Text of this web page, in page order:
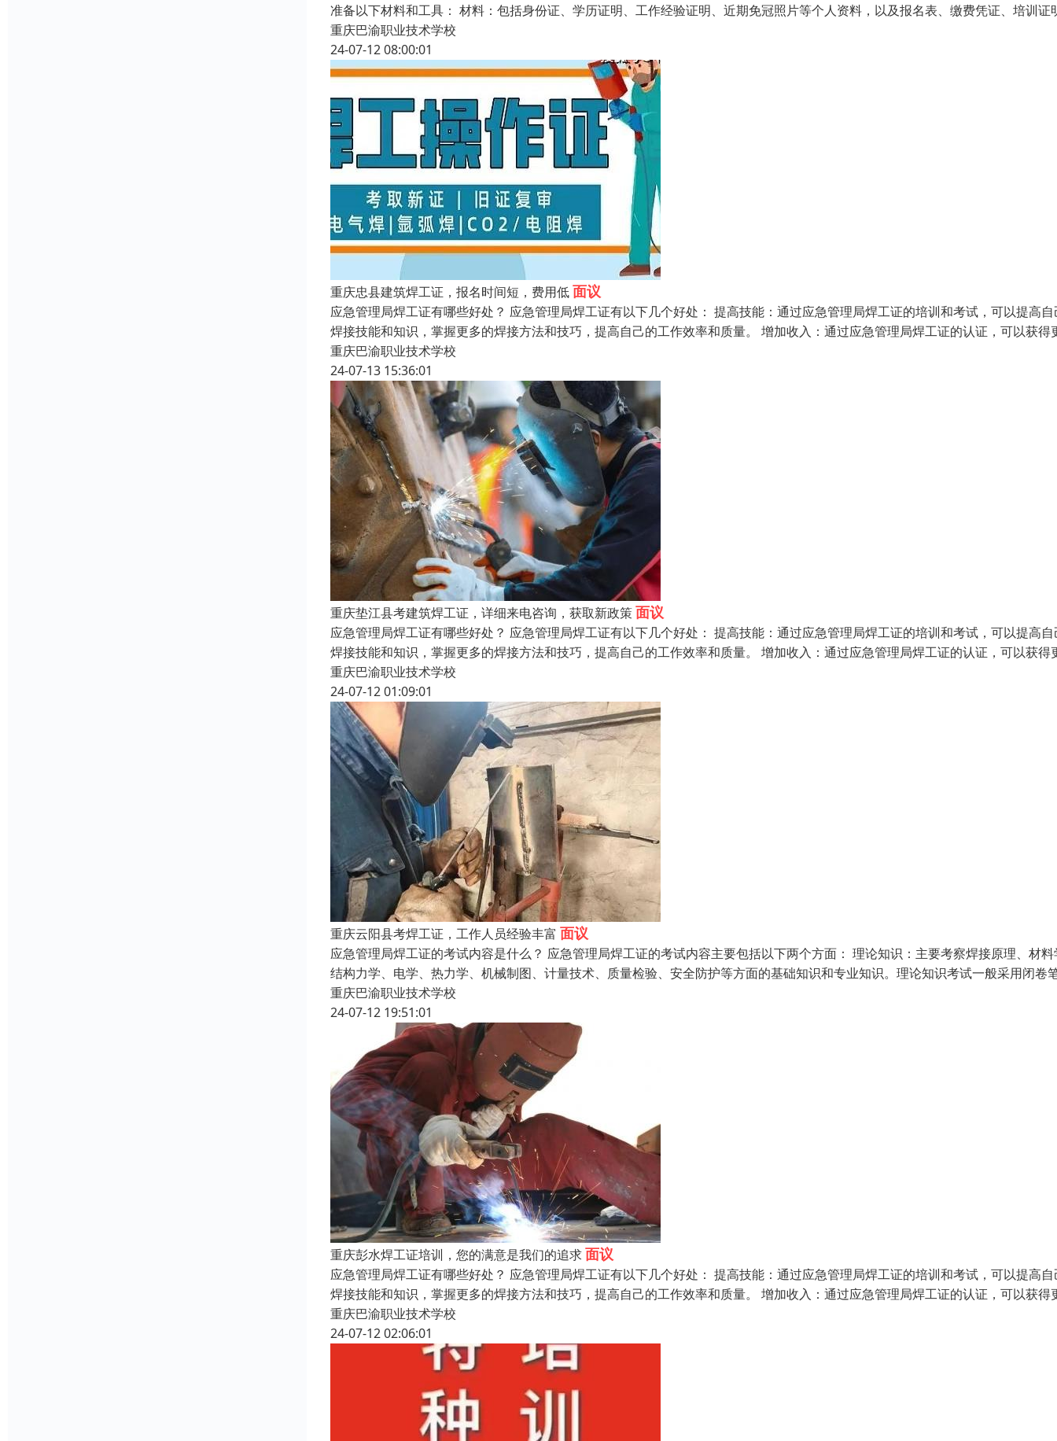
准备以下材料和工具： 材料：包括身份证、学历证明、工作经验证明、近期免冠照片等个人资料，以及报名表、缴费凭证、培训证
重庆巴渝职业技术学校
24-07-12 08:00:01
重庆忠县建筑焊工证，报名时间短，费用低面议
应急管理局焊工证有哪些好处？ 应急管理局焊工证有以下几个好处： 提高技能：通过应急管理局焊工证的培训和考试，可以提高
焊接技能和知识，掌握更多的焊接方法和技巧，提高自己的工作效率和质量。 增加收入：通过应急管理局焊工证的认证，可以获得
重庆巴渝职业技术学校
24-07-13 15:36:01
重庆垫江县考建筑焊工证，详细来电咨询，获取新政策面议
应急管理局焊工证有哪些好处？ 应急管理局焊工证有以下几个好处： 提高技能：通过应急管理局焊工证的培训和考试，可以提高
焊接技能和知识，掌握更多的焊接方法和技巧，提高自己的工作效率和质量。 增加收入：通过应急管理局焊工证的认证，可以获得
重庆巴渝职业技术学校
24-07-12 01:09:01
重庆云阳县考焊工证，工作人员经验丰富 面议
应急管理局焊工证的考试内容是什么？ 应急管理局焊工证的考试内容主要包括以下两个方面： 理论知识：主要考察焊接原理、材
结构力学、电学、热力学、机械制图、计量技术、质量检验、安全防护等方面的基础知识和专业知识。理论知识考试一般采用闭卷
重庆巴渝职业技术学校
24-07-12 19:51:01
重庆彭水焊工证培训，您的满意是我们的追求面议
应急管理局焊工证有哪些好处？ 应急管理局焊工证有以下几个好处： 提高技能：通过应急管理局焊工证的培训和考试，可以提高
焊接技能和知识，掌握更多的焊接方法和技巧，提高自己的工作效率和质量。 增加收入：通过应急管理局焊工证的认证，可以获得
重庆巴渝职业技术学校
24-07-12 02:06:01